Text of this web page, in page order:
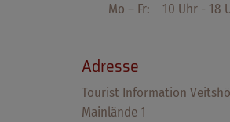
Mo – Fr: 10 Uhr - 18
Adresse
Tourist Information
Mainlände 1